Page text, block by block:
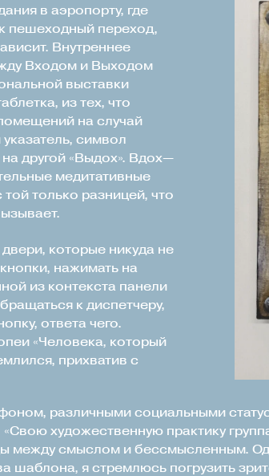
в аэропорту, где
пешеходный переход,
Внутреннее
Входом и Выходом
выставки
из тех, что
на случай
символ
другой «Выдох». Вдох—
медитативные
только разницей, что
которые никуда не
нажимать на
из контекста панели
к диспетчеру,
ответа чего.
«Человека, который
прихватив с
различными социальными
художественную практику
между смыслом и бессмысленным.
я стремлюсь погрузить